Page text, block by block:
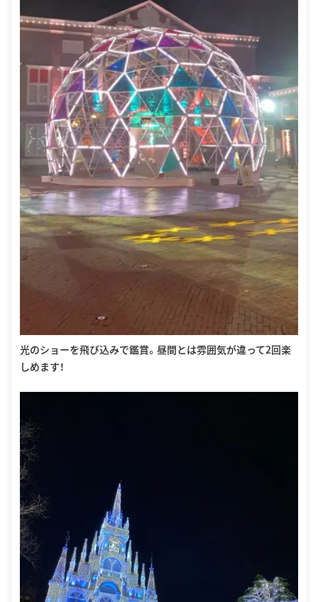
光のショーを飛び込みで鑑賞。昼間とは雰囲気が違って2回楽
しめます！